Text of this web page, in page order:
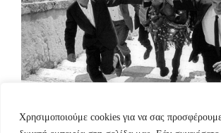
Χρησιμοποιούμε cookies για να σας